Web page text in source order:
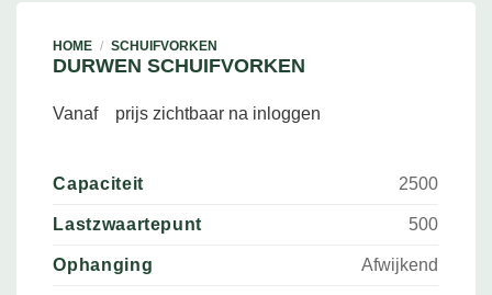
HOME / SCHUIFVORKEN
DURWEN SCHUIFVORKEN
Vanaf prijs zichtbaar na inloggen
Capaciteit 2500
Lastzwaartepunt 500
Ophanging Afwijkend